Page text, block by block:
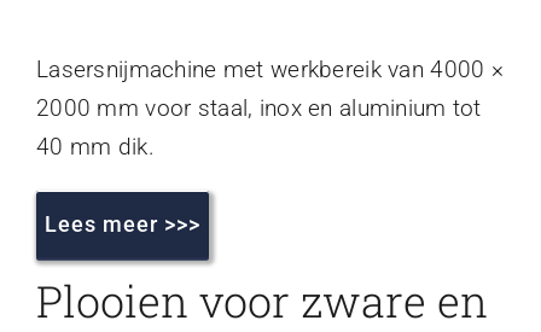
Lasersnijmachine met werkbereik van 4000 ×
2000 mm voor staal, inox en aluminium tot
40 mm dik.
Lees meer >>>
Plooien voor zware en